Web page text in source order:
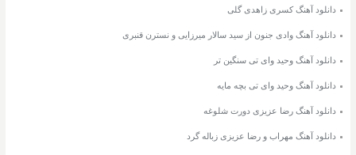
دانلود آهنگ کسری زاهدی گلی
دانلود آهنگ وادی جنون از سید سالار میرزایی و نسترن قنبری
دانلود آهنگ وحید وای تی سنگین تر
دانلود آهنگ وحید وای تی بچه مایه
دانلود آهنگ رضا عزیزی دورت شلوغه
دانلود آهنگ مهراب و رضا عزیزی زباله گرد